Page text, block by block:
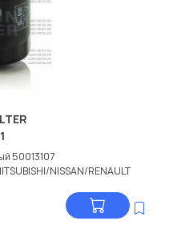
50013107
NISSAN/RENAULT